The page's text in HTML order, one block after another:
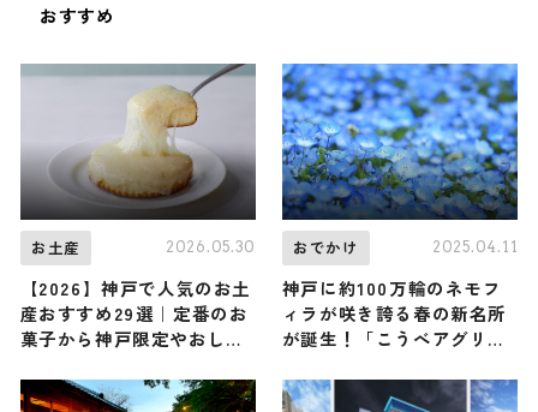
おすすめ
お土産 2026.05.30
【2026】神戸で人気のお土
産おすすめ29選｜定番のお
菓子から神戸限定やおしゃ
幅広く紹介
おでかけ 2025.04.11
神戸に約100万輪のネモフ
ィラが咲き誇る春の新名所
が誕生！「こうべアグリパ
が4月12日（土）から初開